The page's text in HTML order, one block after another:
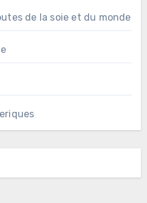
de la soie et du monde